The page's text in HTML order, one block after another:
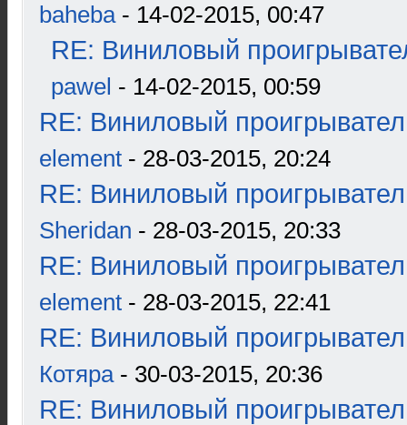
baheba- 14-02-2015, 00:47
RE: Виниловый
pawel - 14-02-2015, 00:59
RE: Виниловый
element - 28-03-2015, 20:24
RE: Виниловый
Sheridan - 28-03-2015, 20:33
RE: Виниловый
element - 28-03-2015, 22:41
RE: Виниловый
Котяра- 30-03-2015, 20:36
RE: Виниловый